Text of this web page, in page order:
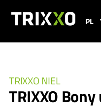
PL
TRIXXO NIEL
TRIXXO